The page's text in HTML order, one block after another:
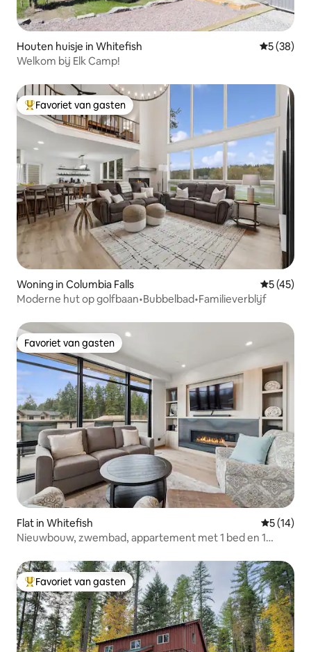
Houten huisje in Whitefish
5 (38)
Welkom bij Elk Camp!
Topfavoriet van gasten
Favoriet van gasten
Woning in Columbia Falls
5 (45)
Moderne hut op golfbaan•Bubbelbad•Familieverblijf
Favoriet van gasten
Favoriet van gasten
Flat in Whitefish
5 (14)
Nieuwbouw, zwembad, appartement met 1 bed en 1
Topfavoriet van gasten
Favoriet van gasten